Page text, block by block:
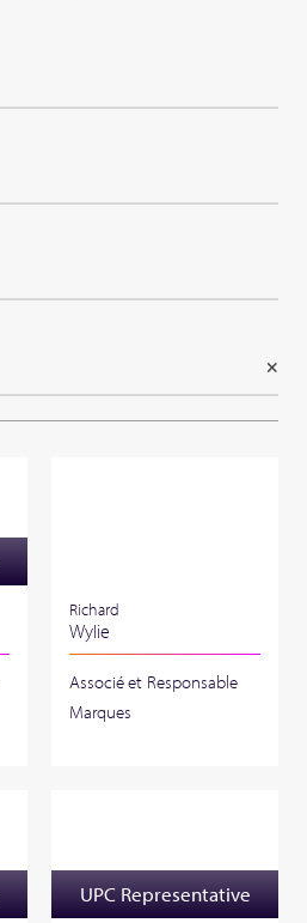
×
Richard
Wylie
Associé et Responsable
Marques
UPC Representative